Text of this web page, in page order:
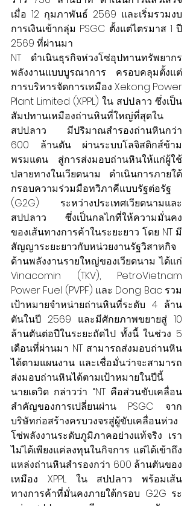
เมื่อ 12 กุมภาพันธ์ 2569 และเริ่มรวมงบ
การเงินเข้ากลุ่ม PSGC ตั้งแต่ไตรมาส 1 ปี
2569 ที่ผ่านมา
NT ดำเนินธุรกิจห่วงโซ่อุปทานทรัพยากร
พลังงานแบบบูรณาการ ครอบคลุมตั้งแต่
การบริหารจัดการเหมือง Xekong Power
Plant Limited (XPPL) ใน สปป.ลาว ซึ่งเป็น
สัมปทานเหมืองถ่านหินที่ใหญ่ที่สุดใน
สปป.ลาว มีปริมาณสำรองถ่านหินกว่า
600 ล้านตัน ผ่านระบบโลจิสติกส์ข้าม
พรมแดน สู่การส่งมอบถ่านหินให้แก่ผู้ใช้
ปลายทางในเวียดนาม ดำเนินการภายใต้
กรอบความร่วมมือทวิภาคีแบบรัฐต่อรัฐ
(G2G) ระหว่างประเทศเวียดนามและ
สปป.ลาว ซึ่งเป็นกลไกที่ให้ความมั่นคง
ของเส้นทางการค้าในระยะยาว โดย NT มี
สัญญาระยะยาวกับหน่วยงานรัฐวิสาหกิจ
ด้านพลังงานรายใหญ่ของเวียดนาม ได้แก่
Vinacomin (TKV), PetroVietnam
Power Fuel (PVPF) และ Dong Bac รวม
เป้าหมายจำหน่ายถ่านหินที่ระดับ 4 ล้าน
ตันในปี 2569 และมีศักยภาพขยายสู่ 10
ล้านตันต่อปีในระยะถัดไป ทั้งนี้ ในช่วง 5
เดือนที่ผ่านมา NT สามารถส่งมอบถ่านหิน
ได้ตามแผนงาน และเชื่อมั่นว่าจะสามารถ
ส่งมอบถ่านหินได้ตามเป้าหมายในปีนี้
นายเดวิด กล่าวว่า “NT คือส่วนขับเคลื่อน
สำคัญของการเปลี่ยนผ่าน PSGC จาก
บริษัทก่อสร้างครบวงจรสู่ผู้ขับเคลื่อนห่วง
โซ่พลังงานระดับภูมิภาคอย่างแท้จริง เรา
ไม่ได้เพียงแค่ลงทุนในกิจการ แต่ได้เข้าถึง
แหล่งถ่านหินสำรองกว่า 600 ล้านตันของ
เหมือง XPPL ใน สปป.ลาว พร้อมเส้น
ทางการค้าที่มั่นคงภายใต้กรอบ G2G ระ